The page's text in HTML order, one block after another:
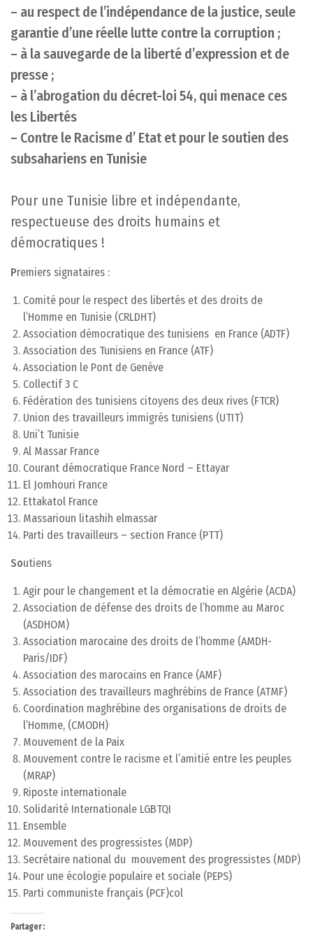
– au respect de l’indépendance de la justice, seule
garantie d’une réelle lutte contre la corruption ;
– à la sauvegarde de la liberté d’expression et de
presse ;
– à l’abrogation du décret-loi 54, qui menace ces
les Libertés
– Contre le Racisme d’ Etat et pour le soutien des
subsahariens en Tunisie
Pour une Tunisie libre et indépendante,
respectueuse des droits humains et
démocratiques !
Premiers signataires :
Comité pour le respect des libertés et des droits de
l’Homme en Tunisie (CRLDHT)
Association démocratique des tunisiens en France (ADTF)
Association des Tunisiens en France (ATF)
Association le Pont de Genève
Collectif 3 C
Fédération des tunisiens citoyens des deux rives (FTCR)
Union des travailleurs immigrés tunisiens (UTIT)
Uni’t Tunisie
Al Massar France
Courant démocratique France Nord – Ettayar
El Jomhouri France
Ettakatol France
Massarioun litashih elmassar
Parti des travailleurs – section France (PTT)
Soutiens
Agir pour le changement et la démocratie en Algérie (ACDA)
Association de défense des droits de l’homme au Maroc
(ASDHOM)
Association marocaine des droits de l’homme (AMDH-
Paris/IDF)
Association des marocains en France (AMF)
Association des travailleurs maghrébins de France (ATMF)
Coordination maghrébine des organisations de droits de
l’Homme, (CMODH)
Mouvement de la Paix
Mouvement contre le racisme et l’amitié entre les peuples
(MRAP)
Riposte internationale
Solidarité Internationale LGBTQI
Ensemble
Mouvement des progressistes (MDP)
Secrétaire national du mouvement des progressistes (MDP)
Pour une écologie populaire et sociale (PEPS)
Parti communiste français (PCF)col
Partager :